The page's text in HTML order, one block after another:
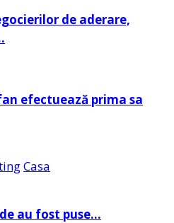
de aderare,
efectuează prima sa
Casa
au fost puse…